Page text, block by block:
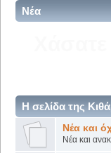
Νέα
Η σελίδα της
Νέα και
Νέα και